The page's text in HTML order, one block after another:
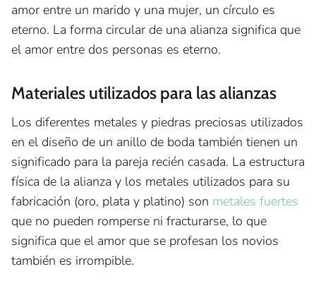
amor entre un marido y una mujer, un círculo es
eterno. La forma circular de una alianza significa que
el amor entre dos personas es eterno.
Materiales utilizados para las alianzas
Los diferentes metales y piedras preciosas utilizados
en el diseño de un anillo de boda también tienen un
significado para la pareja recién casada. La estructura
física de la alianza y los metales utilizados para su
fabricación (oro, plata y platino) son metales fuertes
que no pueden romperse ni fracturarse, lo que
significa que el amor que se profesan los novios
también es irrompible.